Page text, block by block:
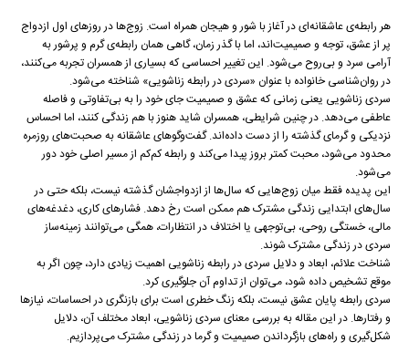
هر رابطه‌ی عاشقانه‌ای در آغاز با شور و هیجان همراه است. زوج‌ها در روزهای اول ازدواج
پر از عشق، توجه و صمیمیت‌اند، اما با گذر زمان، گاهی همان رابطه‌ی گرم و پرشور به
آرامی سرد و بی‌روح می‌شود. این تغییر احساسی که بسیاری از همسران تجربه می‌کنند،
در روان‌شناسی خانواده با عنوان «سردی در رابطه زناشویی» شناخته می‌شود.
سردی زناشویی یعنی زمانی که عشق و صمیمیت جای خود را به بی‌تفاوتی و فاصله
عاطفی می‌دهد. در چنین شرایطی، همسران شاید هنوز با هم زندگی کنند، اما احساس
نزدیکی و گرمای گذشته را از دست داده‌اند. گفت‌وگوهای عاشقانه به صحبت‌های روزمره
محدود می‌شود، محبت کمتر بروز پیدا می‌کند و رابطه کم‌کم از مسیر اصلی خود دور
می‌شود.
این پدیده فقط میان زوج‌هایی که سال‌ها از ازدواجشان گذشته نیست، بلکه حتی در
سال‌های ابتدایی زندگی مشترک هم ممکن است رخ دهد. فشارهای کاری، دغدغه‌های
مالی، خستگی روحی، بی‌توجهی یا اختلاف در انتظارات، همگی می‌توانند زمینه‌ساز
سردی در زندگی مشترک شوند.
شناخت علائم، ابعاد و دلایل سردی در رابطه زناشویی اهمیت زیادی دارد، چون اگر به
موقع تشخیص داده شود، می‌توان از تداوم آن جلوگیری کرد.
سردی رابطه پایان عشق نیست، بلکه زنگ خطری است برای بازنگری در احساسات، نیازها
و رفتارها. در این مقاله به بررسی معنای سردی زناشویی، ابعاد مختلف آن، دلایل
شکل‌گیری و راه‌های بازگرداندن صمیمیت و گرما در زندگی مشترک می‌پردازیم.